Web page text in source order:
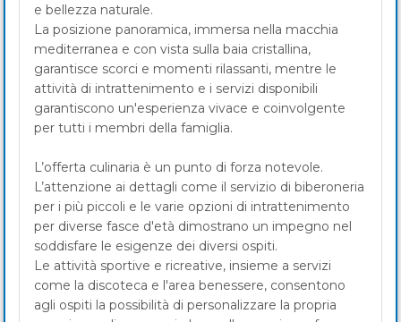
e bellezza naturale.
La posizione panoramica, immersa nella macchia
mediterranea e con vista sulla baia cristallina,
garantisce scorci e momenti rilassanti, mentre le
attività di intrattenimento e i servizi disponibili
garantiscono un'esperienza vivace e coinvolgente
per tutti i membri della famiglia.
L’offerta culinaria è un punto di forza notevole.
L’attenzione ai dettagli come il servizio di biberoneria
per i più piccoli e le varie opzioni di intrattenimento
per diverse fasce d'età dimostrano un impegno nel
soddisfare le esigenze dei diversi ospiti.
Le attività sportive e ricreative, insieme a servizi
come la discoteca e l'area benessere, consentono
agli ospiti la possibilità di personalizzare la propria